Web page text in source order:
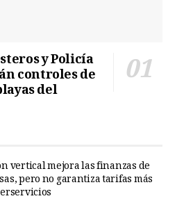
y Policía
controles de
del
vertical mejora las finanzas de
pero no garantiza tarifas más